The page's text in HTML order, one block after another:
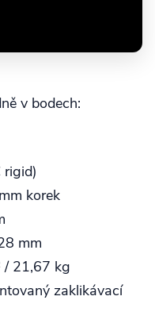
v bodech:
rigid)
korek
mm
/ 21,67 kg
zaklikávací